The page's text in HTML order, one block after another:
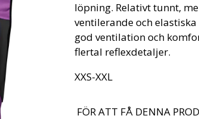
löpning. Relativt tunnt,
ventilerande och
god ventilation och
flertal reflexdetaljer.
XXS-XXL
FÖR ATT FÅ DENNA